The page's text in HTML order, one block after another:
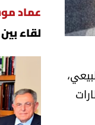
عماد
لقاء